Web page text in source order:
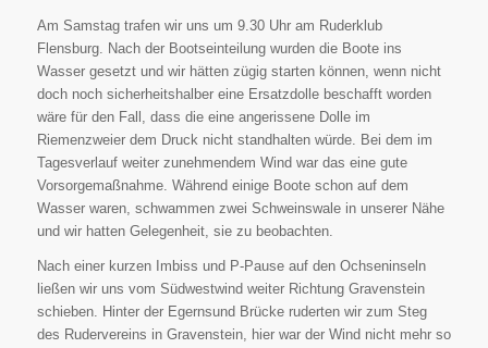
Am Samstag trafen wir uns um 9.30 Uhr am Ruderklub
Flensburg. Nach der Bootseinteilung wurden die Boote ins
Wasser gesetzt und wir hätten zügig starten können, wenn nicht
doch noch sicherheitshalber eine Ersatzdolle beschafft worden
wäre für den Fall, dass die eine angerissene Dolle im
Riemenzweier dem Druck nicht standhalten würde. Bei dem im
Tagesverlauf weiter zunehmendem Wind war das eine gute
Vorsorgemaßnahme. Während einige Boote schon auf dem
Wasser waren, schwammen zwei Schweinswale in unserer Nähe
und wir hatten Gelegenheit, sie zu beobachten.
Nach einer kurzen Imbiss und P-Pause auf den Ochseninseln
ließen wir uns vom Südwestwind weiter Richtung Gravenstein
schieben. Hinter der Egernsund Brücke ruderten wir zum Steg
des Rudervereins in Gravenstein, hier war der Wind nicht mehr so